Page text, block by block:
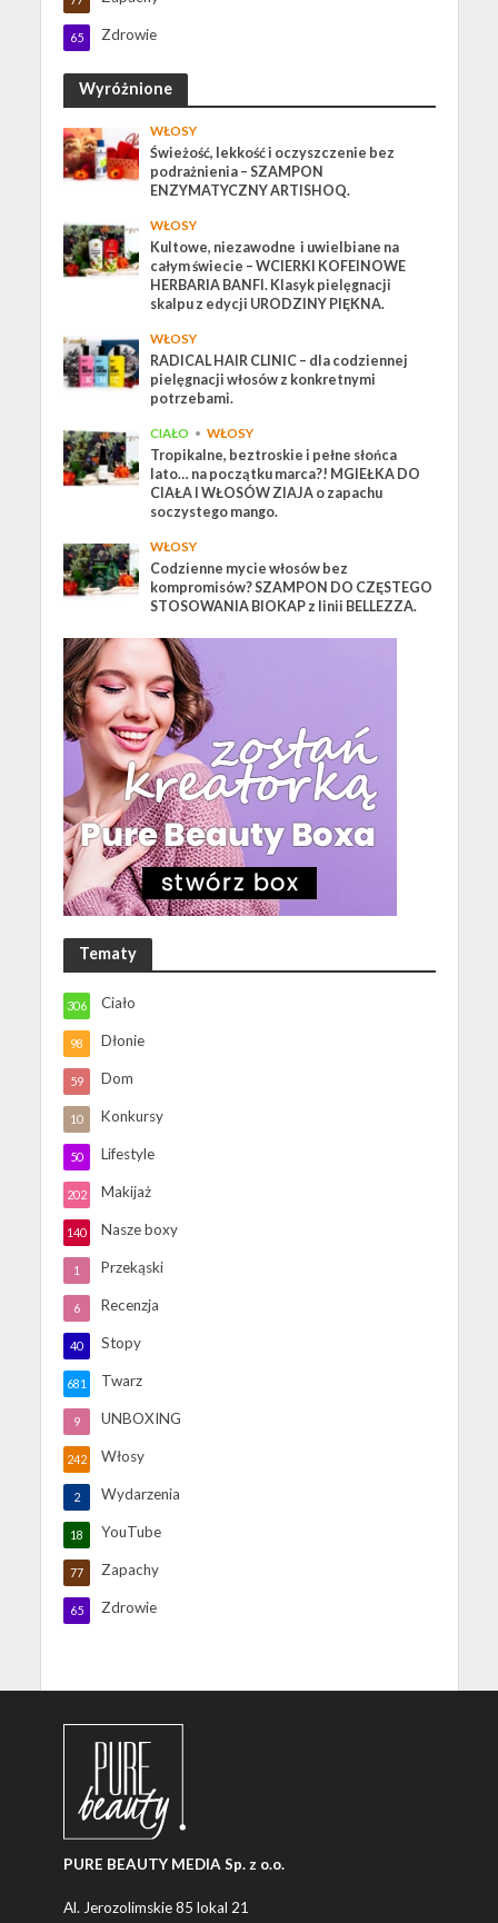
Zdrowie
65
Wyróżnione
WŁOSY
Świeżość, lekkość i oczyszczenie bez
podrażnienia – SZAMPON
ENZYMATYCZNY ARTISHOQ.
WŁOSY
Kultowe, niezawodne i uwielbiane na
całym świecie – WCIERKI KOFEINOWE
HERBARIA BANFI. Klasyk pielęgnacji
skalpu z edycji URODZINY PIĘKNA.
WŁOSY
RADICAL HAIR CLINIC – dla codziennej
pielęgnacji włosów z konkretnymi
potrzebami.
CIAŁO • WŁOSY
Tropikalne, beztroskie i pełne słońca
lato… na początku marca?! MGIEŁKA DO
CIAŁA I WŁOSÓW ZIAJA o zapachu
soczystego mango.
WŁOSY
Codzienne mycie włosów bez
kompromisów? SZAMPON DO CZĘSTEGO
STOSOWANIA BIOKAP z linii BELLEZZA.
Tematy
Ciało
306
Dłonie
98
Dom
59
Konkursy
10
Lifestyle
50
Makijaż
202
Nasze boxy
140
Przekąski
1
Recenzja
6
Stopy
40
Twarz
681
UNBOXING
9
Włosy
242
Wydarzenia
2
YouTube
18
Zapachy
77
Zdrowie
65
PURE BEAUTY MEDIA Sp. z o.o.
Al. Jerozolimskie 85 lokal 21